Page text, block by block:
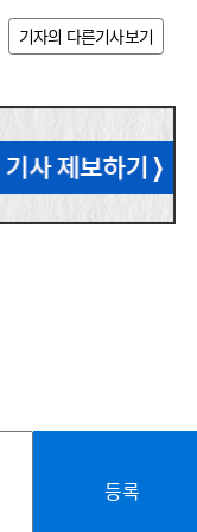
기자의 다른기사보기
등록